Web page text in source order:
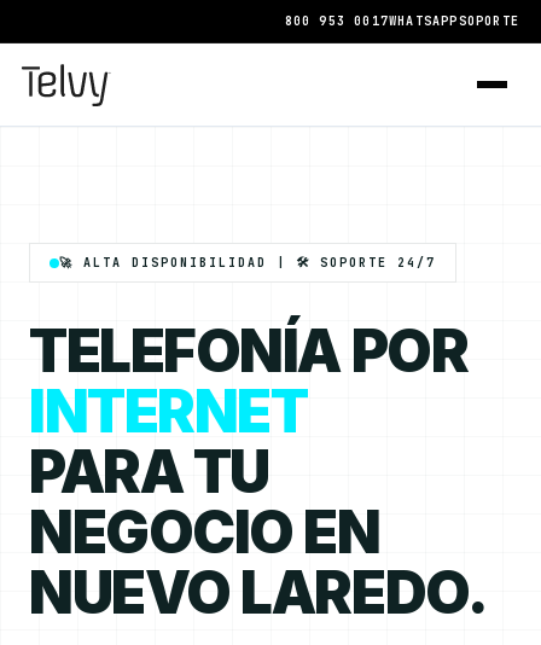
800 953 0017WHATSAPPSOPORTE
🚀 ALTA DISPONIBILIDAD | 🛠️ SOPORTE 24/7
TELEFONÍA POR
INTERNET
PARA TU
NEGOCIO EN
NUEVO LAREDO.